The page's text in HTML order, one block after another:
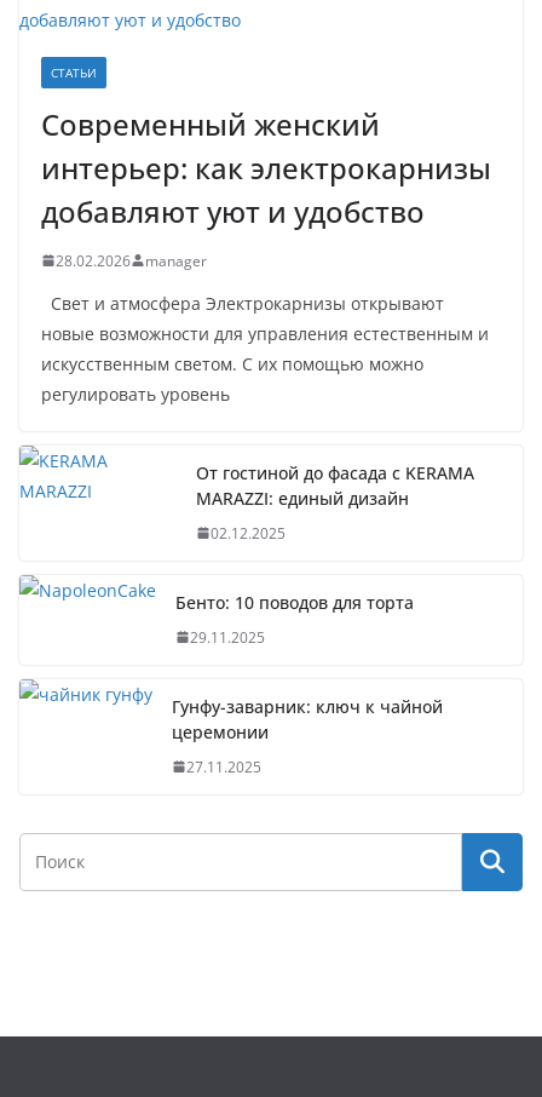
СТАТЬИ
Современный женский
интерьер: как электрокарнизы
добавляют уют и удобство
28.02.2026 manager
Свет и атмосфера Электрокарнизы открывают
новые возможности для управления естественным и
искусственным светом. С их помощью можно
регулировать уровень
От гостиной до фасада с KERAMA
MARAZZI: единый дизайн
02.12.2025
Бенто: 10 поводов для торта
29.11.2025
Гунфу-заварник: ключ к чайной
церемонии
27.11.2025